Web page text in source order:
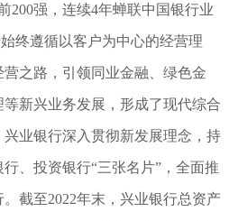
200强，连续4年蝉联中国银行业
终遵循以客户为中心的经营理
之路，引领同业金融、绿色金
新兴业务发展，形成了现代综合
业银行深入贯彻新发展理念，持
、投资银行“三张名片”，全面推
截至2022年末，兴业银行总资产